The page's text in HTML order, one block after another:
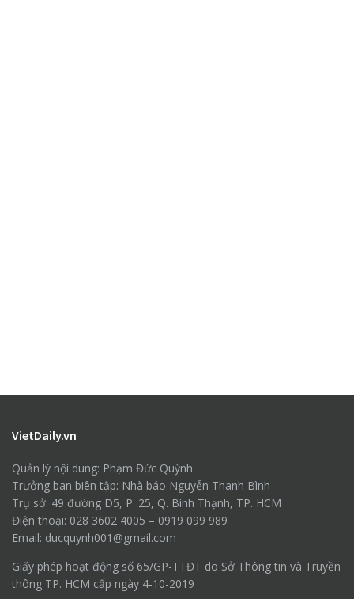
VietDaily.vn
Quản lý nội dung: Phạm Đức Quỳnh
Trưởng ban biên tập: Nhà báo Nguyễn Thanh Bình
Trụ sở: 49 đường D5, P. 25, Q. Bình Thạnh, TP. HCM
Điện thoại: 028 3602 4005 – 0919 099 989
Email: ducquynh001@gmail.com
Giấy phép hoạt động số 65/GP-TTĐT do Sở Thông tin và Truyền
thông TP. HCM cấp ngày 4-10-2019